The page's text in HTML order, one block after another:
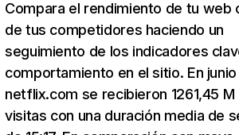
Compara el rendimiento de tu web
de tus competidores haciendo un
seguimiento de los indicadores
comportamiento en el sitio. En junio
netflix.com se recibieron 1261,45 M
visitas con una duración media de